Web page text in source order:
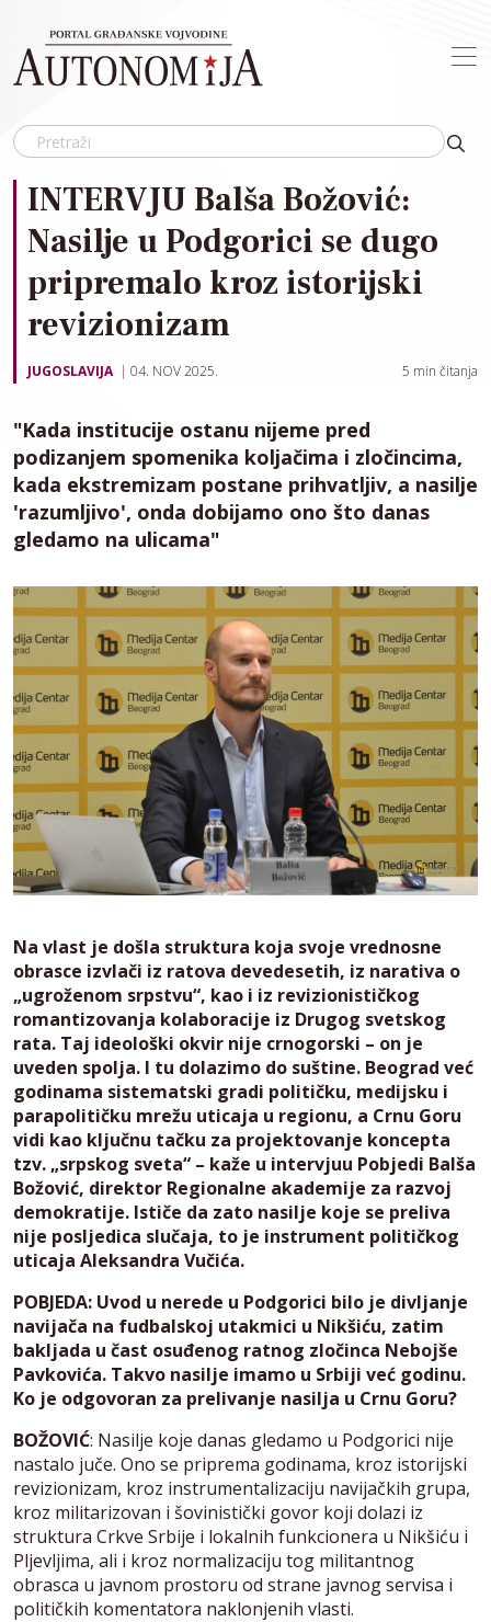
INTERVJU Balša Božović:
Nasilje u Podgorici se dugo
pripremalo kroz istorijski
revizionizam
JUGOSLAVIJA 04. NOV 2025. 5 min čitanja
"Kada institucije ostanu nijeme pred
podizanjem spomenika koljačima i zločincima,
kada ekstremizam postane prihvatljiv, a nasilje
'razumljivo', onda dobijamo ono što danas
gledamo na ulicama"
Na vlast je došla struktura koja svoje vrednosne
obrasce izvlači iz ratova devedesetih, iz narativa o
„ugroženom srpstvu“, kao i iz revizionističkog
romantizovanja kolaboracije iz Drugog svetskog
rata. Taj ideološki okvir nije crnogorski – on je
uveden spolja. I tu dolazimo do suštine. Beograd već
godinama sistematski gradi političku, medijsku i
parapolitičku mrežu uticaja u regionu, a Crnu Goru
vidi kao ključnu tačku za projektovanje koncepta
tzv. „srpskog sveta“ – kaže u intervjuu Pobjedi Balša
Božović, direktor Regionalne akademije za razvoj
demokratije. Ističe da zato nasilje koje se preliva
nije posljedica slučaja, to je instrument političkog
uticaja Aleksandra Vučića.
POBJEDA: Uvod u nerede u Podgorici bilo je divljanje
navijača na fudbalskoj utakmici u Nikšiću, zatim
bakljada u čast osuđenog ratnog zločinca Nebojše
Pavkovića. Takvo nasilje imamo u Srbiji već godinu.
Ko je odgovoran za prelivanje nasilja u Crnu Goru?
BOŽOVIĆ: Nasilje koje danas gledamo u Podgorici nije
nastalo juče. Ono se priprema godinama, kroz istorijski
revizionizam, kroz instrumentalizaciju navijačkih grupa,
kroz militarizovan i šovinistički govor koji dolazi iz
struktura Crkve Srbije i lokalnih funkcionera u Nikšiću i
Pljevljima, ali i kroz normalizaciju tog militantnog
obrasca u javnom prostoru od strane javnog servisa i
političkih komentatora naklonjenih vlasti.